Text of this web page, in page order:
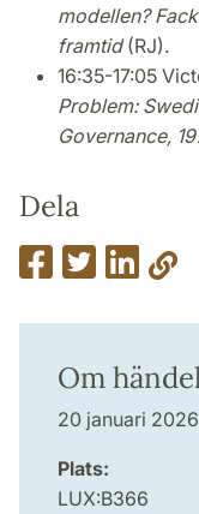
modellen?
framtid(RJ).
16:35-17:05
Problem:
Governance,
Dela
Om
20 januari 2026
Plats:
LUX:B366